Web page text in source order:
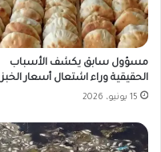
مسؤول سابق يكشف الأسباب
الحقيقية وراء اشتعال أسعار الخبز
15 يونيو، 2026